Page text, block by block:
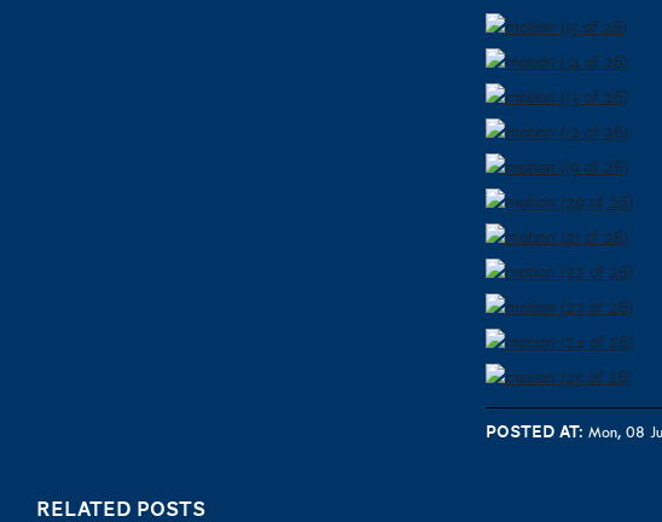
Posted at: Mon, 08
RELATED POSTS